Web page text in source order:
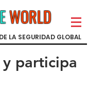
WORLD
LA SEGURIDAD GLOBAL
participa